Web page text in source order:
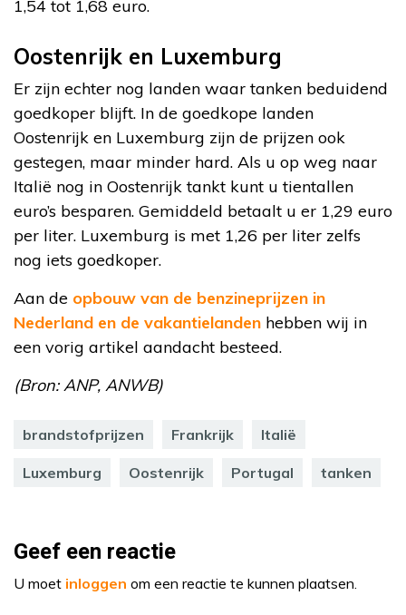
1,54 tot 1,68 euro.
Oostenrijk en Luxemburg
Er zijn echter nog landen waar tanken beduidend
goedkoper blijft. In de goedkope landen
Oostenrijk en Luxemburg zijn de prijzen ook
gestegen, maar minder hard. Als u op weg naar
Italië nog in Oostenrijk tankt kunt u tientallen
euro’s besparen. Gemiddeld betaalt u er 1,29 euro
per liter. Luxemburg is met 1,26 per liter zelfs
nog iets goedkoper.
Aan de opbouw van de benzineprijzen in
Nederland en de vakantielanden hebben wij in
een vorig artikel aandacht besteed.
(Bron: ANP, ANWB)
brandstofprijzen Frankrijk Italië
Luxemburg Oostenrijk Portugal tanken
Geef een reactie
U moet inloggen om een reactie te kunnen plaatsen.